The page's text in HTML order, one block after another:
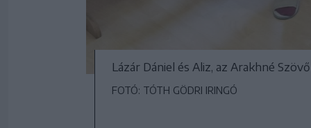
Lázár Dániel és Aliz, az Arakhné
FOTÓ: TÓTH GÖDRI IRINGÓ